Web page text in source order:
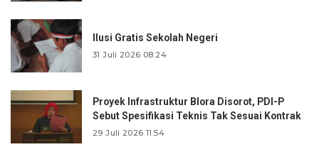
Ilusi Gratis Sekolah Negeri
31 Juli 2026 08:24
Proyek Infrastruktur Blora Disorot, PDI-P
Sebut Spesifikasi Teknis Tak Sesuai Kontrak
29 Juli 2026 11:54